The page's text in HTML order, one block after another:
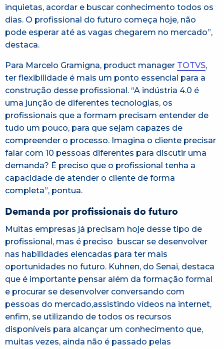
inquietas, acordar e buscar conhecimento todos os
dias. O profissional do futuro começa hoje, não
pode esperar até as vagas chegarem no mercado”,
destaca.
Para Marcelo Gramigna, product manager TOTVS,
ter flexibilidade é mais um ponto essencial para a
construção desse profissional. “A indústria 4.0 é
uma junção de diferentes tecnologias, os
profissionais que a formam precisam entender de
tudo um pouco, para que sejam capazes de
compreender o processo. Imagina o cliente precisar
falar com 10 pessoas diferentes para discutir uma
demanda? É preciso que o profissional tenha a
capacidade de atender o cliente de forma
completa”, pontua.
Demanda por profissionais do futuro
Muitas empresas já precisam hoje desse tipo de
profissional, mas é preciso buscar se desenvolver
nas habilidades elencadas para ter mais
oportunidades no futuro. Kuhnen, do Senai, destaca
que é importante pensar além da formação formal
e procurar se desenvolver conversando com
pessoas do mercado,assistindo vídeos na internet,
enfim, se utilizando de todos os recursos
disponíveis para alcançar um conhecimento que,
muitas vezes, ainda não é passado pelas